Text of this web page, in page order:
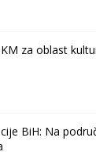
za oblast
BiH: Na